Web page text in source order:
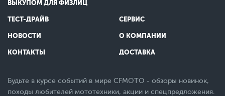
ВЫКУПОМ ДЛЯ ФИЗЛИЦ
ТЕСТ-ДРАЙВ СЕРВИС
НОВОСТИ О КОМПАНИИ
КОНТАКТЫ ДОСТАВКА
Будьте в курсе событий в мире CFMOTO - обзоры новинок,
походы любителей мототехники, акции и спецпредложения.